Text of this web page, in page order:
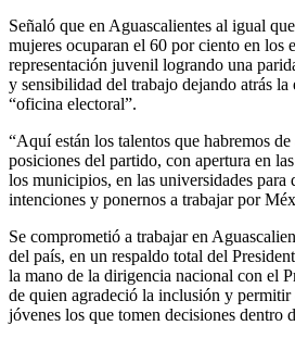
Señaló que en Aguascalientes al igual
mujeres ocuparan el 60 por ciento en los
representación juvenil logrando una
y sensibilidad del trabajo dejando atrás la
“oficina electoral”.
“Aquí están los talentos que habremos
posiciones del partido, con apertura en
los municipios, en las universidades para
intenciones y ponernos a trabajar por
Se comprometió a trabajar en
del país, en un respaldo total del
la mano de la dirigencia nacional con el
de quien agradeció la inclusión y permitir
jóvenes los que tomen decisiones dentro